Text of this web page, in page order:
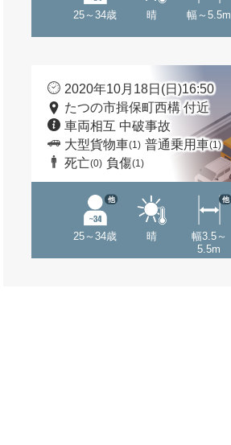
25～34歳 晴 幅～5.5m
2020年10月18日(日)16:50
たつの市揖保町西構 付近
車両相互 中破事故
大型貨物車(1) 普通乗用車(1)
死亡(0) 負傷(1)
25～34歳
他
晴
幅3.5～
5.5m
他